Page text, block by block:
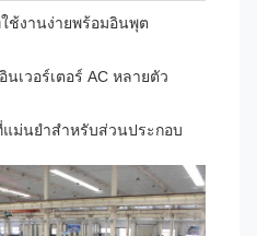
ช้งานง่ายพร้อมอินพุต
นเวอร์เตอร์ AC หลายตัว
แม่นยำสำหรับส่วนประกอบ